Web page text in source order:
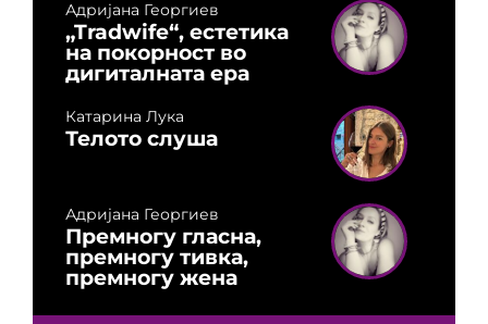
Адријана Георгиев
„Tradwife“, естетика
на покорност во
дигиталната ера
Катарина Лука
Телото слуша
Адријана Георгиев
Премногу гласна,
премногу тивка,
премногу жена